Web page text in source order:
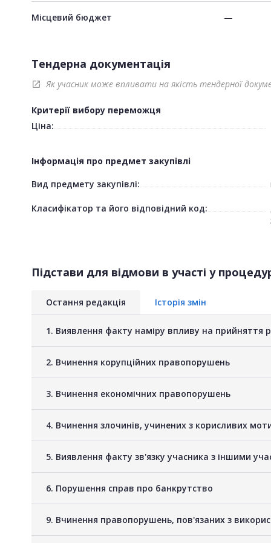
Місцевий бюджет —
Тендерна документація
open_in_new Як учасник може впливати на якість тендерної
Критерії вибору переможця
Ціна:
Інформація про предмет закупівлі
Вид предмету закупівлі:
Класифікатор та його відповідний код:
Підстави для відмови в участі у
Остання редакція Історія змін
1. Виявлення факту наміру впливу на прийняття
2. Вчинення корупційних правопорушень
3. Вчинення економічних правопорушень
4. Вчинення злочинів, учинених з корисливих
5. Виявлення факту зв'язку учасника з іншими
6. Порушення справ про банкрутство
9. Вчинення правопорушень, пов'язаних з